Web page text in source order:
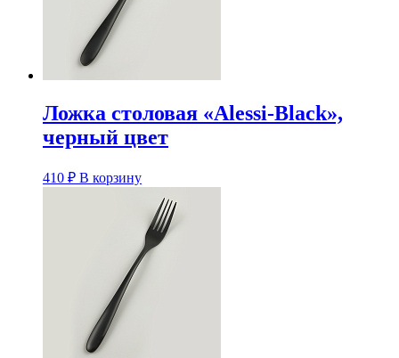
Ложка столовая «Alessi-Black»,
черный цвет
410 ₽ В корзину